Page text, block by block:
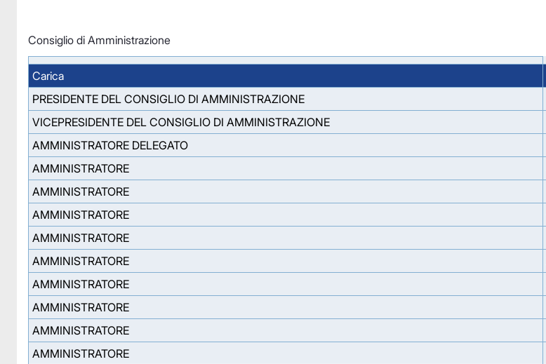
Consiglio di Amministrazione
Carica
PRESIDENTE DEL CONSIGLIO DI AMMINISTRAZIONE
VICEPRESIDENTE DEL CONSIGLIO DI AMMINISTRAZIONE
AMMINISTRATORE DELEGATO
AMMINISTRATORE
AMMINISTRATORE
AMMINISTRATORE
AMMINISTRATORE
AMMINISTRATORE
AMMINISTRATORE
AMMINISTRATORE
AMMINISTRATORE
AMMINISTRATORE